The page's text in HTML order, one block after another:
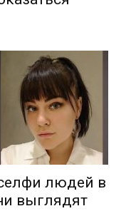
людей в
выглядят